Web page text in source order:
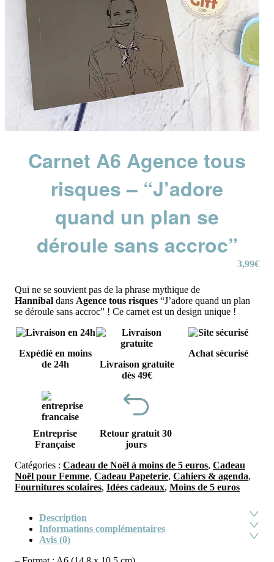
Carnet A6 Agence tous
risques – “J’adore
quand un plan se
déroule sans accroc”
3,99€
Qui ne se souvient pas de la phrase mythique de
Hannibal dans Agence tous risques “J’adore quand un plan
se déroule sans accroc” ! Ce carnet est un design unique !
Expédié en moins
de 24h
Livraison gratuite
dès 49€
Achat sécurisé
Entreprise
Française
Retour gratuit 30
jours
Catégories : Cadeau de Noël à moins de 5 euros, Cadeau
Noël pour Femme, Cadeau Papeterie, Cahiers & agenda,
Fournitures scolaires, Idées cadeaux, Moins de 5 euros
Description
Informations complémentaires
Avis (0)